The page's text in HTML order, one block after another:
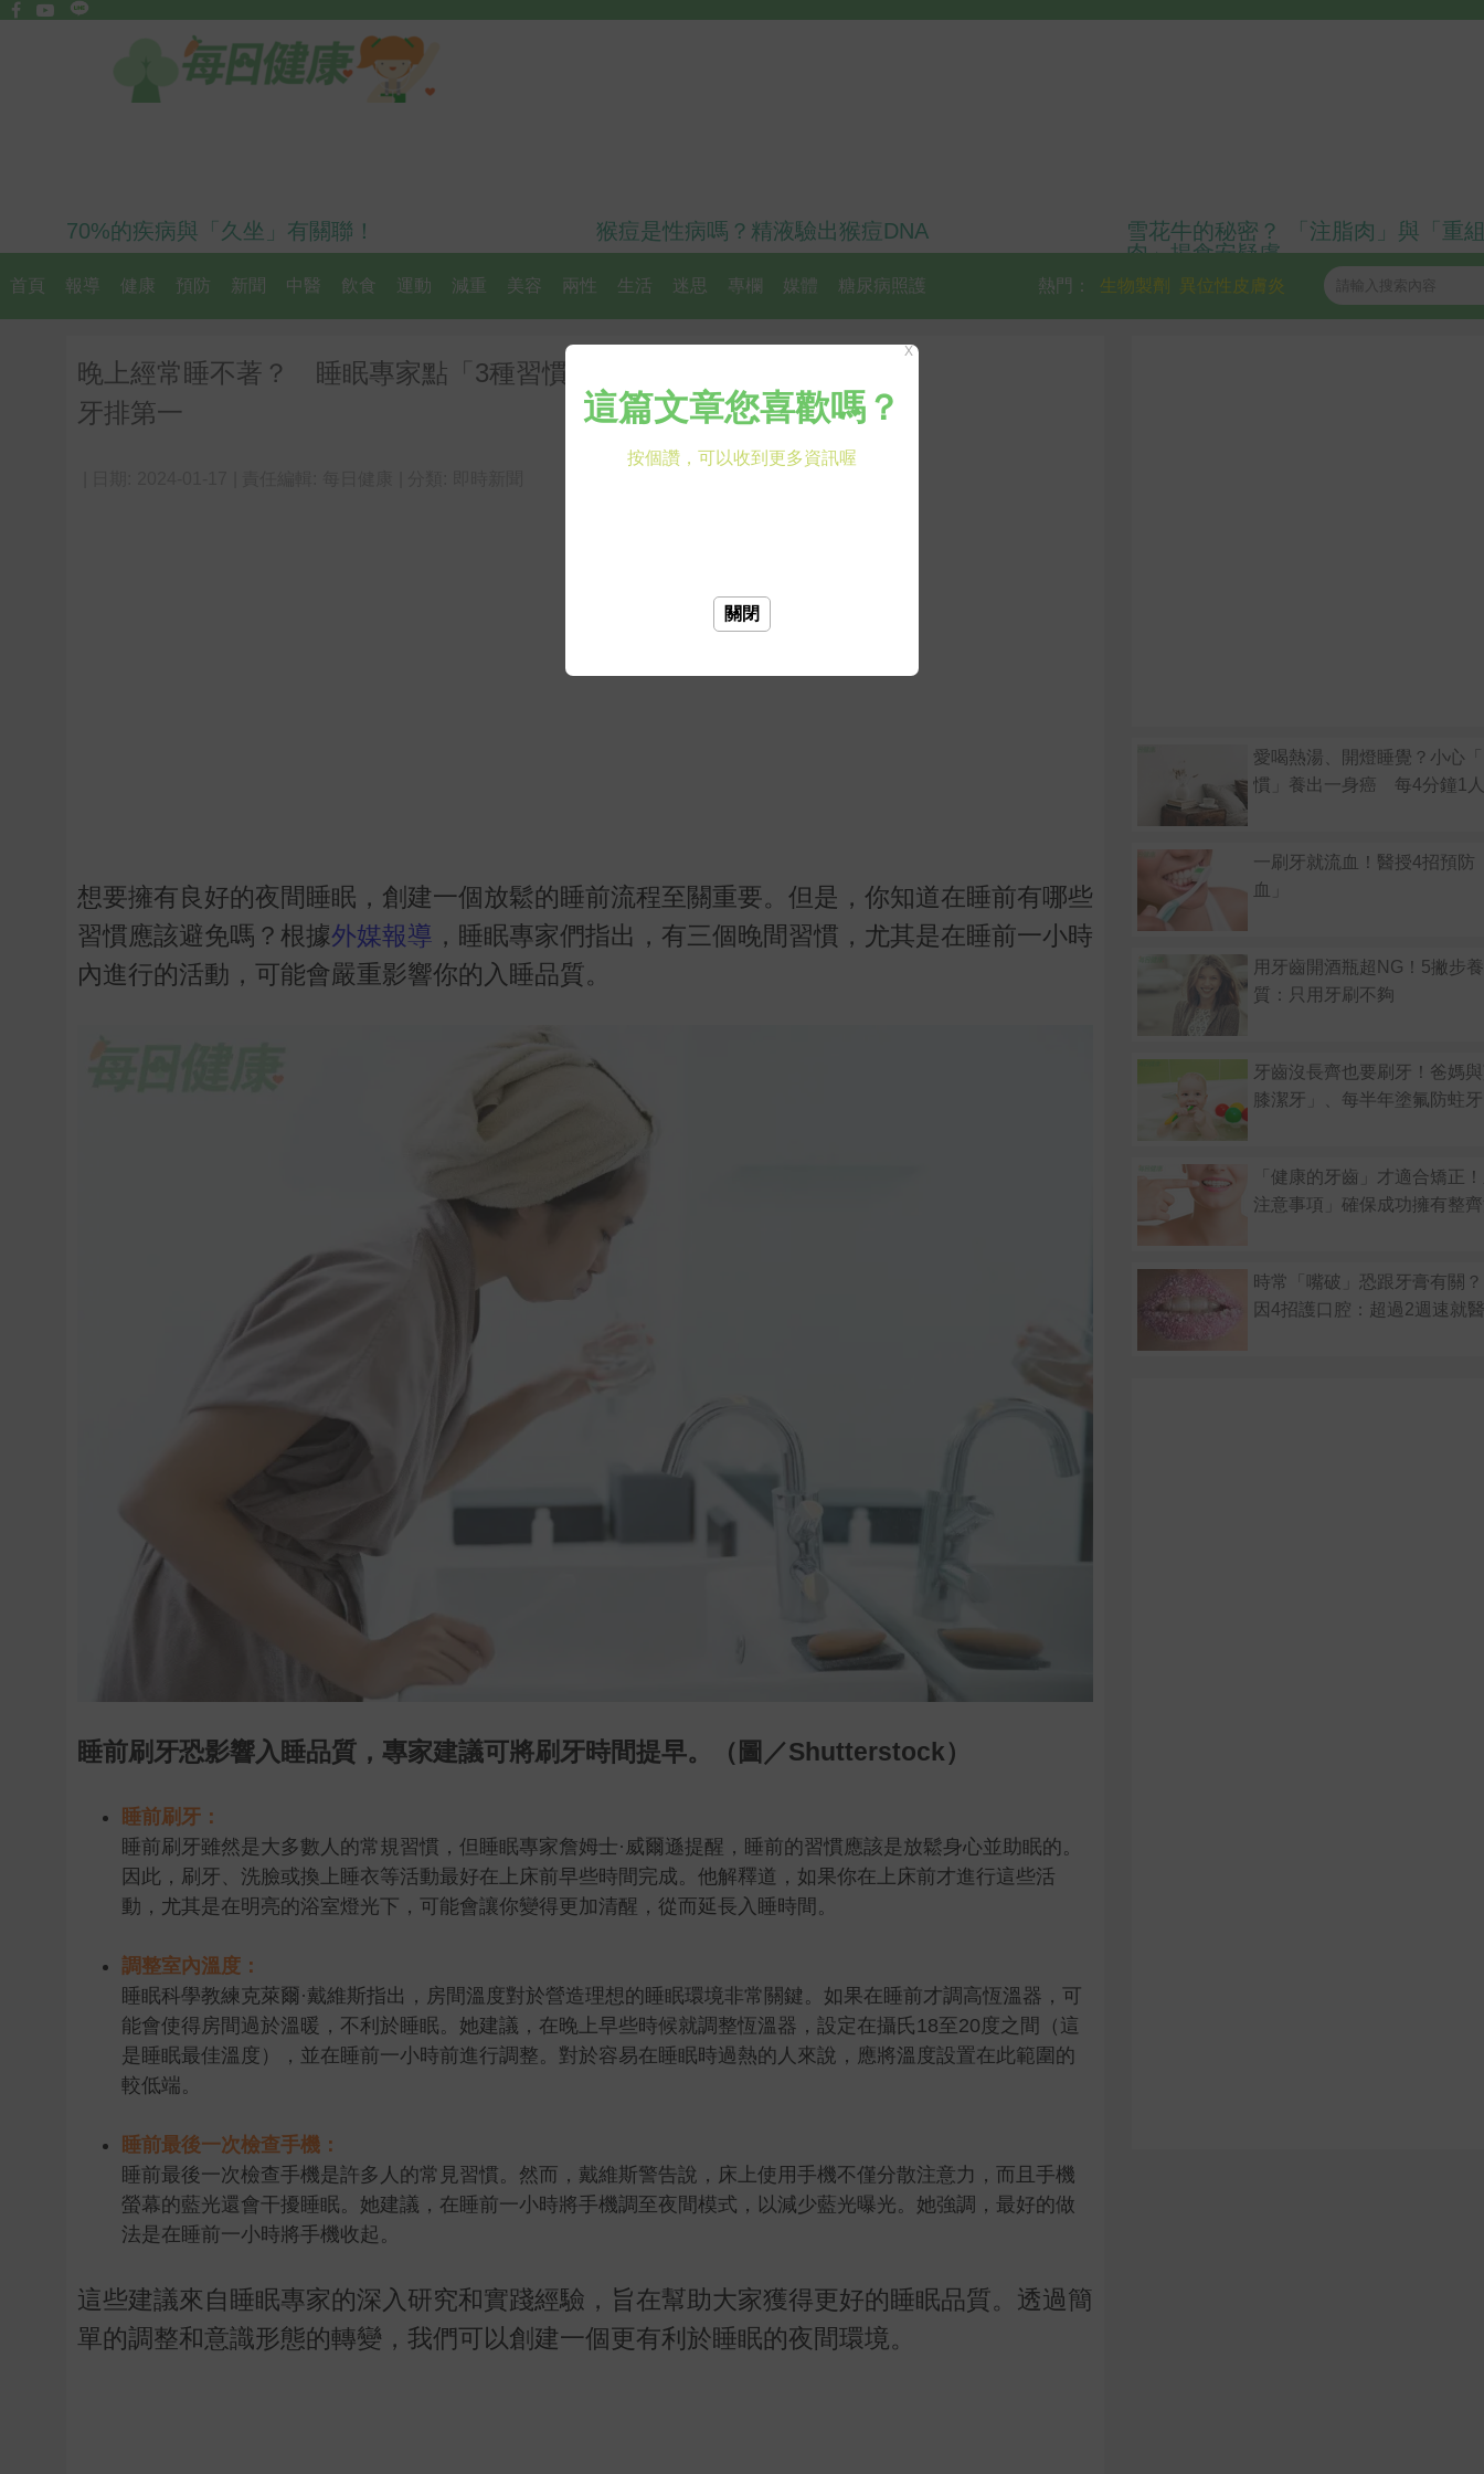
70%的疾病與「久坐」有關聯！ 猴痘是性病嗎？精液驗出猴痘DNA
雪花牛的秘密？ 「注脂肉」與「重
肉」揭食安疑慮
首頁 報導 健康 預防 新聞 中醫 飲食 運動 減重 美容 兩性 生活 迷思 專欄 媒體 糖尿病照護 異位性皮膚炎
生物製劑
熱門：
晚上經常睡不著？ 睡眠專家點「3種習慣」影響睡眠品質：睡前刷
牙排第一
想要擁有良好的夜間睡眠，創建一個放鬆的睡前流程至關重要。但是，你知道在睡前有哪些
習慣應該避免嗎？根據外媒報導 ，睡眠專家們指出，有三個晚間習慣，尤其是在睡前一小時
內進行的活動，可能會嚴重影響你的入睡品質。
睡前刷牙恐影響入睡品質，專家建議可將刷牙時間提早。（圖／Shutterstock）
睡前刷牙：
睡前刷牙雖然是大多數人的常規習慣，但睡眠專家詹姆士·威爾遜提醒，睡前的習慣應該是放鬆身心並助眠的。
因此，刷牙、洗臉或換上睡衣等活動最好在上床前早些時間完成。他解釋道，如果你在上床前才進行這些活
動，尤其是在明亮的浴室燈光下，可能會讓你變得更加清醒，從而延長入睡時間。
調整室內溫度：
睡眠科學教練克萊爾·戴維斯指出，房間溫度對於營造理想的睡眠環境非常關鍵。如果在睡前才調高恆溫器，可
能會使得房間過於溫暖，不利於睡眠。她建議，在晚上早些時候就調整恆溫器，設定在攝氏18至20度之間（這
是睡眠最佳溫度），並在睡前一小時前進行調整。對於容易在睡眠時過熱的人來說，應將溫度設置在此範圍的
較低端。
睡前最後一次檢查手機：
睡前最後一次檢查手機是許多人的常見習慣。然而，戴維斯警告說，床上使用手機不僅分散注意力，而且手機
螢幕的藍光還會干擾睡眠。她建議，在睡前一小時將手機調至夜間模式，以減少藍光曝光。她強調，最好的做
法是在睡前一小時將手機收起。
這些建議來自睡眠專家的深入研究和實踐經驗，旨在幫助大家獲得更好的睡眠品質。透過簡
單的調整和意識形態的轉變，我們可以創建一個更有利於睡眠的夜間環境。
愛喝熱湯、開燈睡覺？小心
慣」養出一身癌 每4分鐘1
一刷牙就流血！醫授4招預防
血」
用牙齒開酒瓶超NG！5撇步
質：只用牙刷不夠
牙齒沒長齊也要刷牙！爸媽
膝潔牙」、每半年塗氟防蛀牙
「健康的牙齒」才適合矯正
注意事項」確保成功擁有整
時常「嘴破」恐跟牙膏有關
因4招護口腔：超過2週速就醫
X
關閉